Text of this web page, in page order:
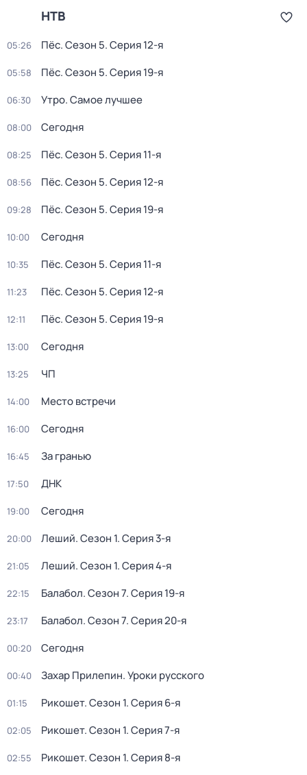
НТВ
05:26 Пёс. Сезон 5. Серия 12-я
05:58 Пёс. Сезон 5. Серия 19-я
06:30 Утро. Самое лучшее
08:00 Сегодня
08:25 Пёс. Сезон 5. Серия 11-я
08:56 Пёс. Сезон 5. Серия 12-я
09:28 Пёс. Сезон 5. Серия 19-я
10:00 Сегодня
10:35 Пёс. Сезон 5. Серия 11-я
11:23 Пёс. Сезон 5. Серия 12-я
12:11 Пёс. Сезон 5. Серия 19-я
13:00 Сегодня
13:25 ЧП
14:00 Место встречи
16:00 Сегодня
16:45 За гранью
17:50 ДНК
19:00 Сегодня
20:00 Леший. Сезон 1. Серия 3-я
21:05 Леший. Сезон 1. Серия 4-я
22:15 Балабол. Сезон 7. Серия 19-я
23:17 Балабол. Сезон 7. Серия 20-я
00:20 Сегодня
00:40 Захар Прилепин. Уроки русского
01:15 Рикошет. Сезон 1. Серия 6-я
02:05 Рикошет. Сезон 1. Серия 7-я
02:55 Рикошет. Сезон 1. Серия 8-я